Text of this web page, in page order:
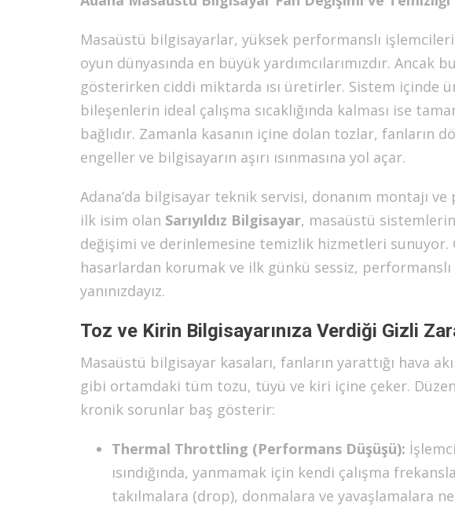
Masaüstü bilgisayarlar, yüksek performanslı
oyun dünyasında en büyük yardımcılarımızdır.
gösterirken ciddi miktarda ısı üretirler. Sistem içinde
bileşenlerin ideal çalışma sıcaklığında kalması ise
bağlıdır. Zamanla kasanın içine dolan tozlar, fanların
engeller ve bilgisayarın aşırı ısınmasına yol açar.
Adana’da bilgisayar teknik servisi, donanım montajı
ilk isim olan Sarıyıldız Bilgisayar, masaüstü
değişimi ve derinlemesine temizlik hizmetleri sunuyor.
hasarlardan korumak ve ilk günkü sessiz,
yanınızdayız.
Toz ve Kirin Bilgisayarınıza Verdiği Gizli
Masaüstü bilgisayar kasaları, fanların yarattığı hava
gibi ortamdaki tüm tozu, tüyü ve kiri içine çeker.
kronik sorunlar baş gösterir:
Thermal Throttling (Performans Düşüşü):
ısındığında, yanmamak için kendi çalışma
takılmalara (drop), donmalara ve yavaşlamalara